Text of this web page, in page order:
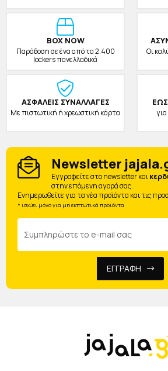
BOX NOW
Παράδοση σε ένα από τα 2.400
lockers πανελλαδικά
Οι
ΑΣΦΑΛΕΙΣ ΣΥΝΑΛΛΑΓΕΣ
Με πιστωτική ή χρεωστική κάρτα
Newsletter
Eγγραφείτε στο newsletter και
στην επόμενη αγορά σας.
Ενημερωθείτε για τα νέα προϊόντα και τις
* ισχύει μόνο για μη εκπτωτικά προϊόντα
ΕΓΓΡΑΦΗ